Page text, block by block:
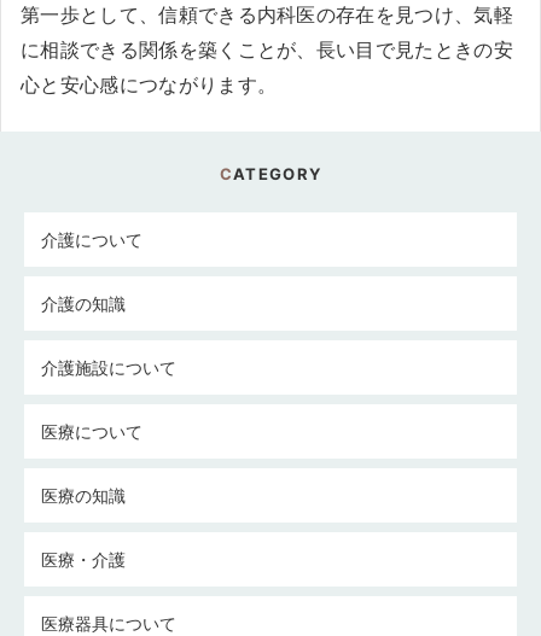
第一歩として、信頼できる内科医の存在を見つけ、気軽
に相談できる関係を築くことが、長い目で見たときの安
心と安心感につながります。
CATEGORY
介護について
介護の知識
介護施設について
医療について
医療の知識
医療・介護
医療器具について